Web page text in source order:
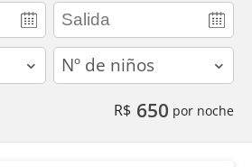
children
R$ 650 por noche